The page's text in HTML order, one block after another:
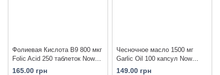
Фолиевая Кислота В9 800 мкг
Folic Acid 250 таблеток Now
Foods
165.00 грн
Чесночное масло 1500 мг
Garlic Oil 100 капсул Now
Foods
149.00 грн